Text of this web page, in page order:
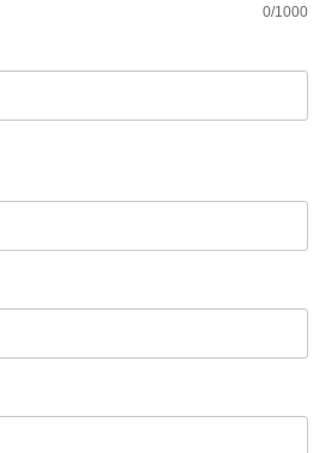
0/1000